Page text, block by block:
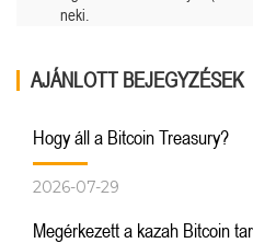
neki.
AJÁNLOTT BEJEGYZÉSEK
Hogy áll a Bitcoin Treasury?
2026-07-29
Megérkezett a kazah Bitcoin